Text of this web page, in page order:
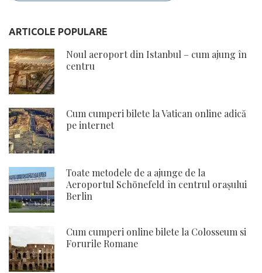
ARTICOLE POPULARE
Noul aeroport din Istanbul – cum ajung în
centru
Cum cumperi bilete la Vatican online adică
pe internet
Toate metodele de a ajunge de la
Aeroportul Schönefeld în centrul orașului
Berlin
Cum cumperi online bilete la Colosseum si
Forurile Romane